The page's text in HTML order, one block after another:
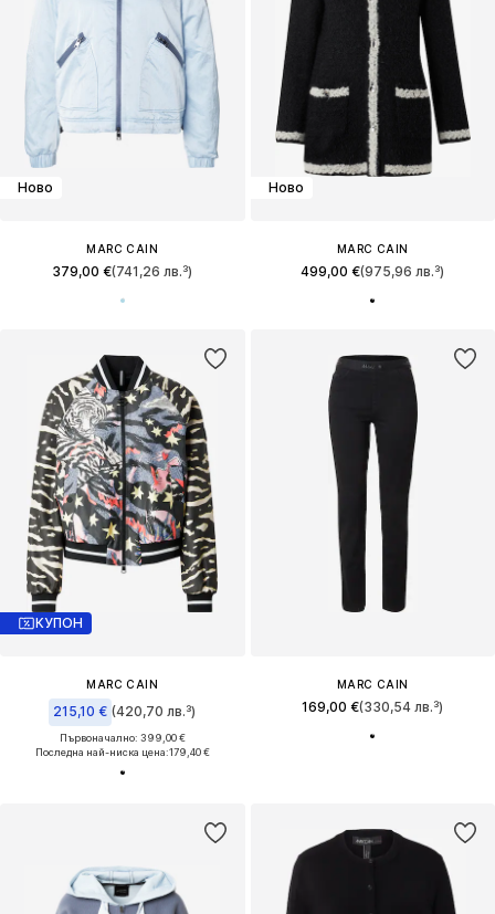
Ново
MARC CAIN
379,00 €(741,26 лв.³)
Ново
MARC CAIN
499,00 €(975,96 лв.³)
КУПОН
MARC CAIN
215,10 € (420,70 лв.³)
Първоначално: 399,00 €
Последна най-ниска цена:179,40 €
MARC CAIN
169,00 €(330,54 лв.³)